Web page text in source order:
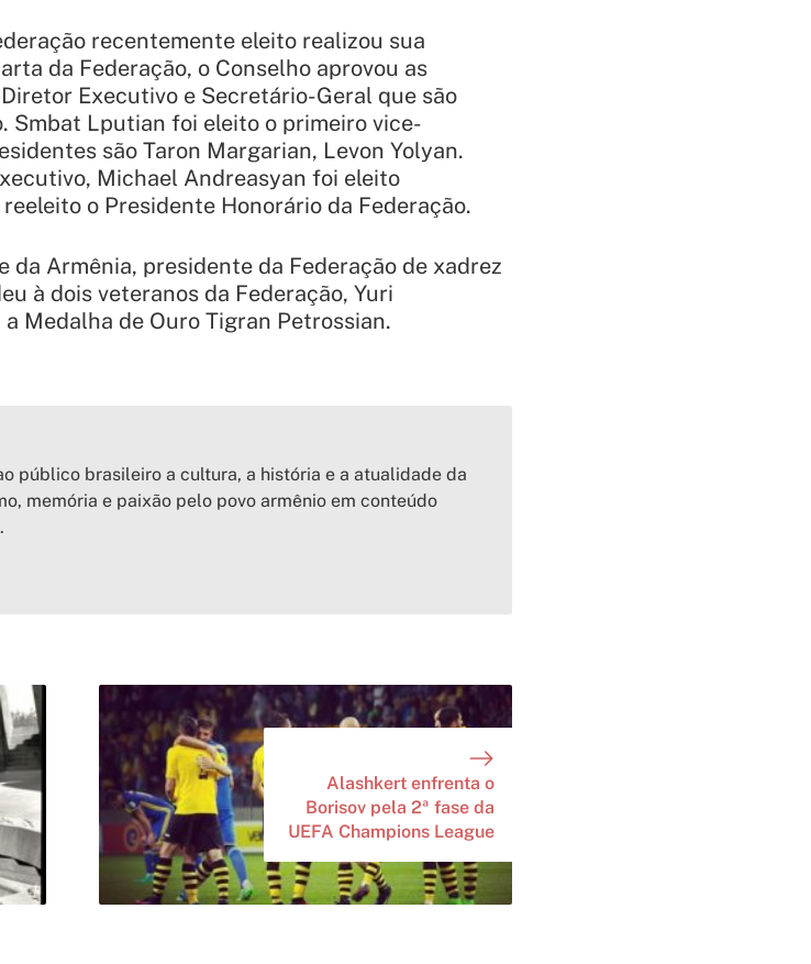
recentemente eleito realizou sua
da Federação, o Conselho aprovou as
Executivo e Secretário-Geral que são
Smbat Lputian foi eleito o primeiro vice-
são Taron Margarian, Levon Yolyan.
Michael Andreasyan foi eleito
o Presidente Honorário da Federação.
da Armênia, presidente da Federação de xadrez
à dois veteranos da Federação, Yuri
Medalha de Ouro Tigran Petrossian.
público brasileiro a cultura, a história e a atualidade da
memória e paixão pelo povo armênio em conteúdo
Alashkert enfrenta o
Borisov pela 2ª fase da
UEFA Champions League